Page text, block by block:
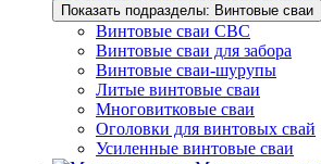
Показать подразделы: Винтовые сваи
Винтовые сваи СВС
Винтовые сваи для забора
Винтовые сваи-шурупы
Литые винтовые сваи
Многовитковые сваи
Оголовки для винтовых свай
Усиленные винтовые сваи